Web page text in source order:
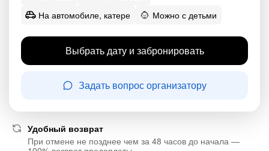
На автомобиле, катере
Можно с детьми
Выбрать дату и забронировать
Задать вопрос организатору
Удобный возврат
При отмене не позднее чем за 48 часов до начала —